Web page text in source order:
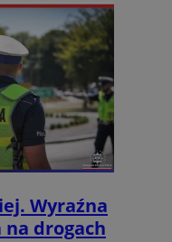
Wyraźna
drogach